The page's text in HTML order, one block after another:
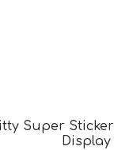
Super
Display